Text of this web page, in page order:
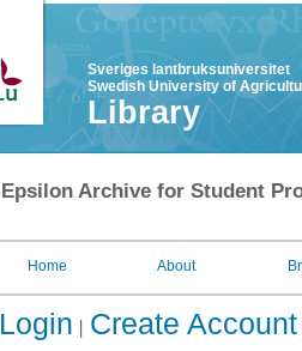
Sveriges lantbruksuniversitet
Swedish University of
Library
Epsilon Archive for Student
Home About
Login Create Account